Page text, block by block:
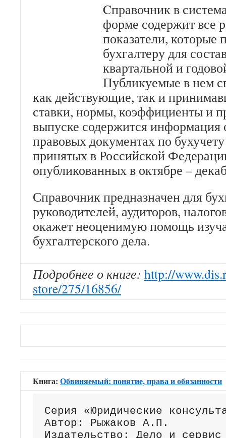
Cправочник в
форме содержит все
показатели, которые
бухгалтеру для
квартальной и
Публикуемые в нем
как действующие, так и
ставки, нормы, коэффициенты и
выпуске содержится информация
правовых документах по
принятых в Российской
опубликованных в октябре –
Справочник предназначен для
руководителей, аудиторов,
окажет неоценимую помощь
бухгалтерского дела.
Подробнее о книге: http://
store/275/16856/
Книга: Обвиняемый: понятие, права и обязанности
Серия «Юридические
Автор: Рыжаков А.П.
Издательство: Дело и сервис